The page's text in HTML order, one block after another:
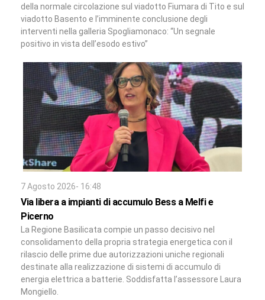
della normale circolazione sul viadotto Fiumara di Tito e sul
viadotto Basento e l’imminente conclusione degli
interventi nella galleria Spogliamonaco: “Un segnale
positivo in vista dell’esodo estivo”
7 Agosto 2026- 16:48
Via libera a impianti di accumulo Bess a Melfi e
Picerno
La Regione Basilicata compie un passo decisivo nel
consolidamento della propria strategia energetica con il
rilascio delle prime due autorizzazioni uniche regionali
destinate alla realizzazione di sistemi di accumulo di
energia elettrica a batterie. Soddisfatta l’assessore Laura
Mongiello.